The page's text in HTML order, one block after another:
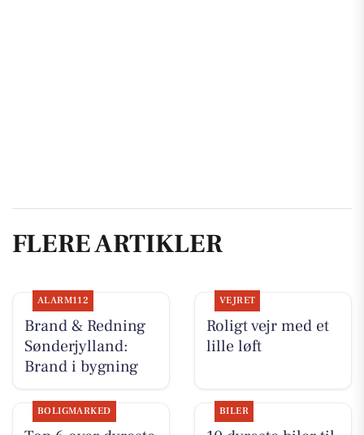
FLERE ARTIKLER
ALARM112
Brand & Redning
Sønderjylland:
Brand i bygning
VEJRET
Roligt vejr med et
lille løft
BOLIGMARKED BILER